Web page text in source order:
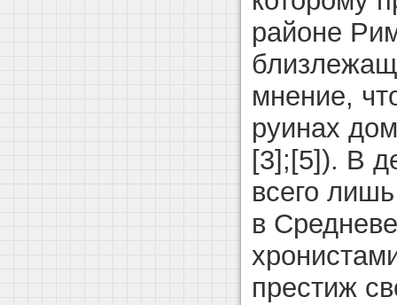
районе
мнение,
руинах
[3];[5]). В
всего
в
престиж